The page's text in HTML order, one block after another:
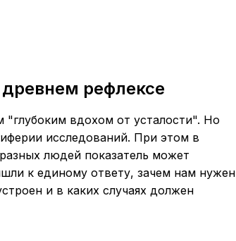
древнем рефлексе
"глубоким вдохом от усталости". Но
исследований. При этом в
людей показатель может
к единому ответу, зачем нам нужен
и в каких случаях должен